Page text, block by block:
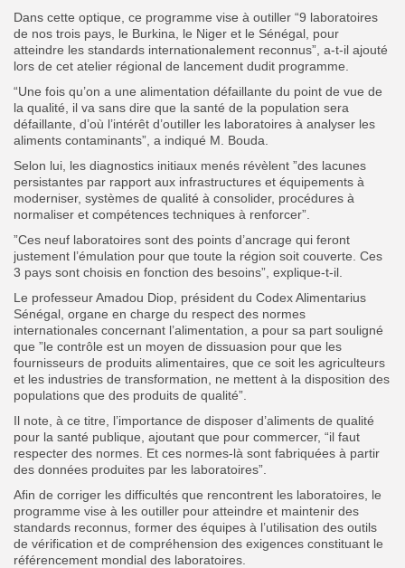
Dans cette optique, ce programme vise à outiller “9 laboratoires
de nos trois pays, le Burkina, le Niger et le Sénégal, pour
atteindre les standards internationalement reconnus”, a-t-il ajouté
lors de cet atelier régional de lancement dudit programme.
“Une fois qu’on a une alimentation défaillante du point de vue de
la qualité, il va sans dire que la santé de la population sera
défaillante, d’où l’intérêt d’outiller les laboratoires à analyser les
aliments contaminants”, a indiqué M. Bouda.
Selon lui, les diagnostics initiaux menés révèlent ”des lacunes
persistantes par rapport aux infrastructures et équipements à
moderniser, systèmes de qualité à consolider, procédures à
normaliser et compétences techniques à renforcer”.
”Ces neuf laboratoires sont des points d’ancrage qui feront
justement l’émulation pour que toute la région soit couverte. Ces
3 pays sont choisis en fonction des besoins”, explique-t-il.
Le professeur Amadou Diop, président du Codex Alimentarius
Sénégal, organe en charge du respect des normes
internationales concernant l’alimentation, a pour sa part souligné
que ”le contrôle est un moyen de dissuasion pour que les
fournisseurs de produits alimentaires, que ce soit les agriculteurs
et les industries de transformation, ne mettent à la disposition des
populations que des produits de qualité”.
Il note, à ce titre, l’importance de disposer d’aliments de qualité
pour la santé publique, ajoutant que pour commercer, “il faut
respecter des normes. Et ces normes-là sont fabriquées à partir
des données produites par les laboratoires”.
Afin de corriger les difficultés que rencontrent les laboratoires, le
programme vise à les outiller pour atteindre et maintenir des
standards reconnus, former des équipes à l’utilisation des outils
de vérification et de compréhension des exigences constituant le
référencement mondial des laboratoires.